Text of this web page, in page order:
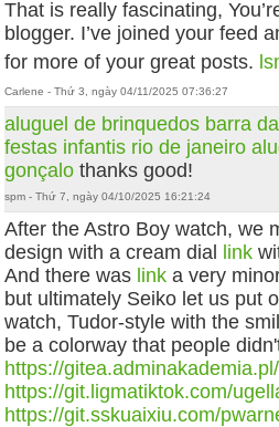
That is really fascinating,
blogger. I’ve joined your feed
for more of your great posts.
Carlene - Thứ 3, ngày 04/11/2025 07:36:27
aluguel de brinquedos barra
festas infantis rio de janeiro
gonçalo thanks good!
spm - Thứ 7, ngày 04/10/2025 16:21:24
After the Astro Boy watch, we
design with a cream dial
link
And there was link a very
but ultimately Seiko let us put
watch, Tudor-style with the
be a colorway that people
https://
https://git.ligmatiktok.com/
https://git.sskuaixiu.com/